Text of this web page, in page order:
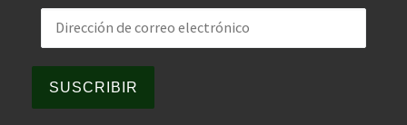
Dirección de correo electrónico
SUSCRIBIR